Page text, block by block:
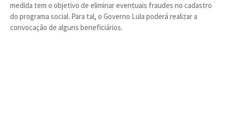
medida tem o objetivo de eliminar eventuais fraudes no cadastro
do programa social. Para tal, o Governo Lula poderá realizar a
convocação de alguns beneficiários.